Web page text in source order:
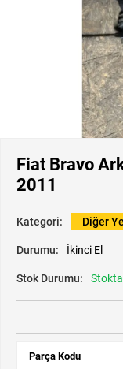
Fiat Bravo
2011
Kategori: Diğer
Durumu: İkinci El
Stok Durumu:
Parça Kodu